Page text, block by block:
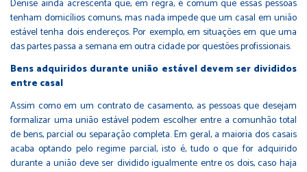
Denise ainda acrescenta que, em regra, é comum que essas pessoas
tenham domicílios comuns, mas nada impede que um casal em união
estável tenha dois endereços. Por exemplo, em situações em que uma
das partes passa a semana em outra cidade por questões profissionais.
Bens adquiridos durante união estável devem ser divididos
entre casal
Assim como em um contrato de casamento, as pessoas que desejam
formalizar uma união estável podem escolher entre a comunhão total
de bens, parcial ou separação completa. Em geral, a maioria dos casais
acaba optando pelo regime parcial, isto é, tudo o que for adquirido
durante a união deve ser dividido igualmente entre os dois, caso haja